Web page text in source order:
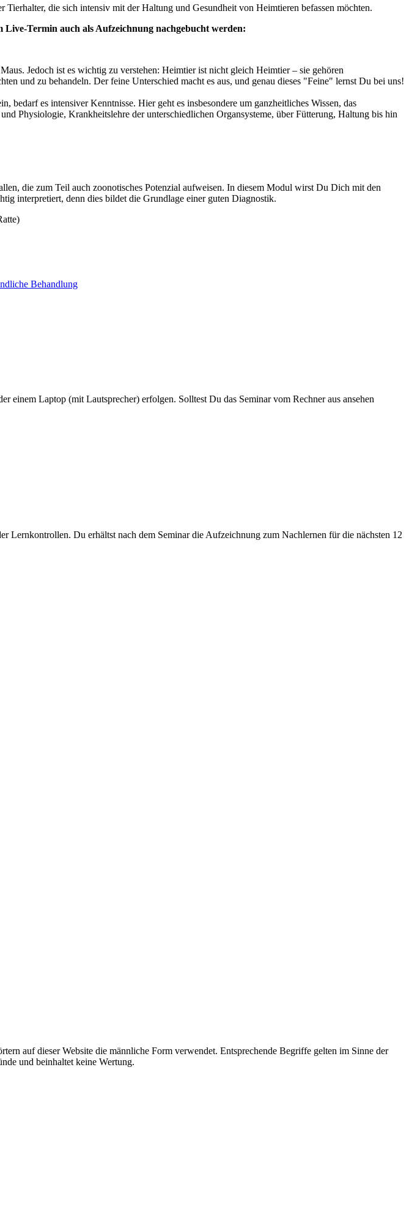
die sich intensiv mit der Haltung und Gesundheit von Heimtieren befassen möchten.
Termin auch als Aufzeichnung nachgebucht werden:
Jedoch ist es wichtig zu verstehen: Heimtier ist nicht gleich Heimtier – sie gehören
und zu behandeln. Der feine Unterschied macht es aus, und genau dieses "Feine" lernst Du bei uns!
bedarf es intensiver Kenntnisse. Hier geht es insbesondere um ganzheitliches Wissen, das
Physiologie, Krankheitslehre der unterschiedlichen Organsysteme, über Fütterung, Haltung bis hin
die zum Teil auch zoonotisches Potenzial aufweisen. In diesem Modul wirst Du Dich mit den
interpretiert, denn dies bildet die Grundlage einer guten Diagnostik.
Behandlung
Laptop (mit Lautsprecher) erfolgen. Solltest Du das Seminar vom Rechner aus ansehen
Lernkontrollen. Du erhältst nach dem Seminar die Aufzeichnung zum Nachlernen für die nächsten 12
auf dieser Website die männliche Form verwendet. Entsprechende Begriffe gelten im Sinne der
und beinhaltet keine Wertung.